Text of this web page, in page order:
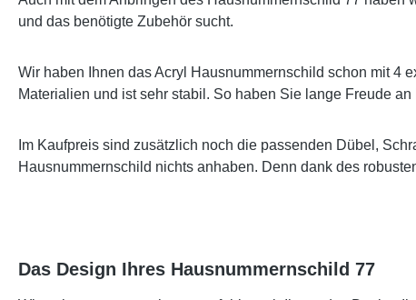
und das benötigte Zubehör sucht.
Wir haben Ihnen das Acryl Hausnummernschild schon mit 4
Materialien und ist sehr stabil. So haben Sie lange Freude
Im Kaufpreis sind zusätzlich noch die passenden Dübel,
Hausnummernschild nichts anhaben. Denn dank des
Das Design Ihres Hausnummernschild 77